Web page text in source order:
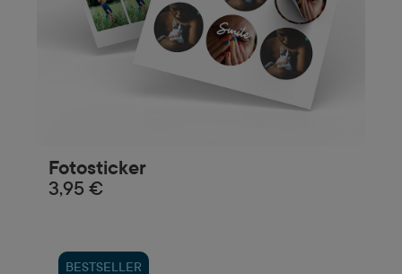
Fotosticker
3,95 €
BESTSELLER